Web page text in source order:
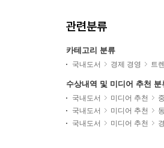
관련분류
카테고리 분류
국내도서 경제 경영 트
수상내역 및 미디어 추천 분
국내도서 미디어 추천
국내도서
미디어 추천
국내도서
미디어 추천